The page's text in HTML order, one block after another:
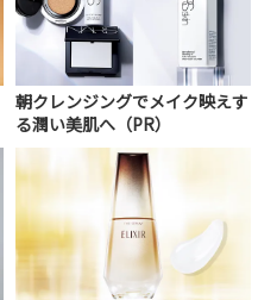
朝クレンジングでメイク映えす
る潤い美肌へ（PR）